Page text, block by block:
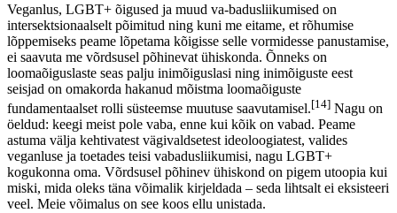
Veganlus, LGBT+ õigused ja muud va-badusliikumised on
intersektsionaalselt põimitud ning kuni me eitame, et rõhumise
lõppemiseks peame lõpetama kõigisse selle vormidesse panustamise,
ei saavuta me võrdsusel põhinevat ühiskonda. Õnneks on
loomaõiguslaste seas palju inimõiguslasi ning inimõiguste eest
seisjad on omakorda hakanud mõistma loomaõiguste
fundamentaalset rolli süsteemse muutuse saavutamisel.[14] Nagu on
öeldud: keegi meist pole vaba, enne kui kõik on vabad. Peame
astuma välja kehtivatest vägivaldsetest ideoloogiatest, valides
veganluse ja toetades teisi vabadusliikumisi, nagu LGBT+
kogukonna oma. Võrdsusel põhinev ühiskond on pigem utoopia kui
miski, mida oleks täna võimalik kirjeldada – seda lihtsalt ei eksisteeri
veel. Meie võimalus on see koos ellu unistada.